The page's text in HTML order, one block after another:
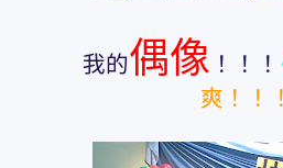
我的偶像 ！！！
爽！！！